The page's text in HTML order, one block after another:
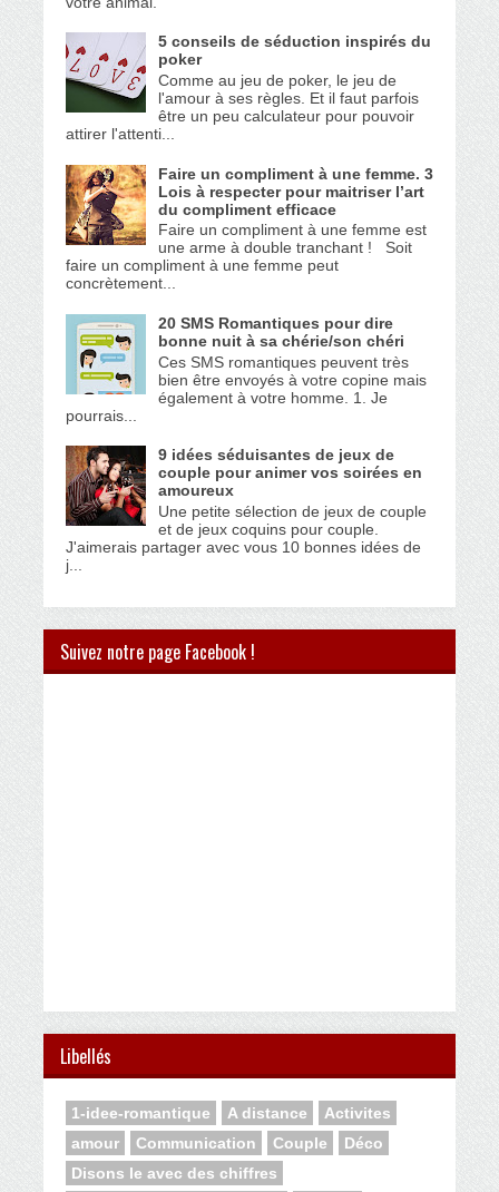
5 conseils de séduction inspirés du
poker
Comme au jeu de poker, le jeu de
l'amour à ses règles. Et il faut parfois
être un peu calculateur pour pouvoir
attirer l'attenti...
Faire un compliment à une femme. 3
Lois à respecter pour maitriser l’art
du compliment efficace
Faire un compliment à une femme est
une arme à double tranchant ! Soit
faire un compliment à une femme peut
concrètement...
20 SMS Romantiques pour dire
bonne nuit à sa chérie/son chéri
Ces SMS romantiques peuvent très
bien être envoyés à votre copine mais
également à votre homme. 1. Je
pourrais...
9 idées séduisantes de jeux de
couple pour animer vos soirées en
amoureux
Une petite sélection de jeux de couple
et de jeux coquins pour couple.
J'aimerais partager avec vous 10 bonnes idées de
j...
Suivez notre page Facebook !
Libellés
1-idee-romantique A distance
Activites
amour
Communication Couple
Déco
Disons le avec des chiffres